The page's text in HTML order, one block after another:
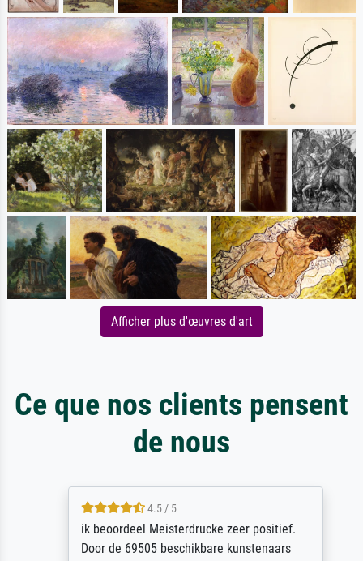
Afficher plus d'œuvres d'art
Ce que nos clients pensent
de nous
4.5 / 5
ik beoordeel Meisterdrucke zeer positief.
Door de 69505 beschikbare kunstenaars